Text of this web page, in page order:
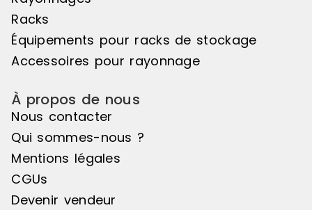
Racks
Équipements pour racks de stockage
Accessoires pour rayonnage
À propos de nous
Nous contacter
Qui sommes-nous ?
Mentions légales
CGUs
Devenir vendeur